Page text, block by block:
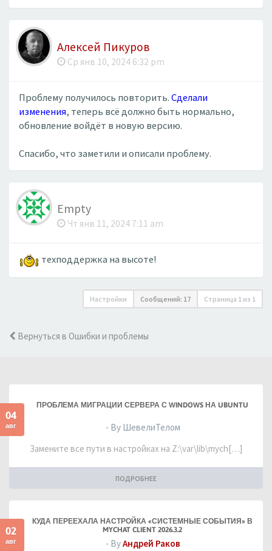
Алексей Пикуров
Ср янв 10, 2024 6:32 pm
Проблему получилось повторить.Сделали
изменения, теперь всё должно быть нормально,
обновление войдёт в новую версию.
Спасибо, что заметили и описали проблему.
Empty
Чт янв 11, 2024 7:11 am
техподдержка на высоте!
Настройки Сообщений: 17 Страница 1 из 1
Вернуться в Ошибки и проблемы
04
авг
ПРОБЛЕМА МИГРАЦИИ СЕРВЕРА С WINDOWS НА UBUNTU
- By ШевелиТелом
Замените все пути в настройках на Z:\var\lib\mych[…]
ПОДРОБНЕЕ
02
авг
КУДА ПЕРЕЕХАЛА НАСТРОЙКА «СИСТЕМНЫЕ СОБЫТИЯ» В
MYCHAT CLIENT 2026.3.2
- ByАндрей Раков